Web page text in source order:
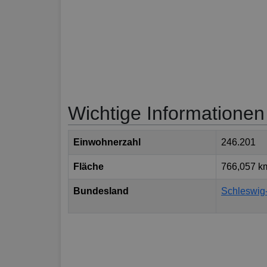
Wichtige Informationen
Einwohnerzahl 246.201
Fläche 766,057
Bundesland